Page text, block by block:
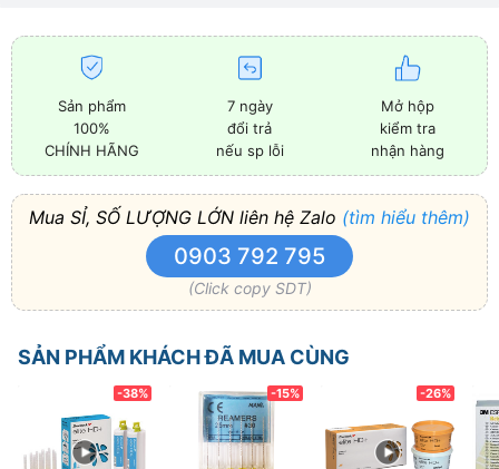
Sản phẩm
100%
CHÍNH HÃNG
7 ngày
đổi trả
nếu sp lỗi
Mở hộp
kiểm tra
nhận hàng
Mua SỈ, SỐ LƯỢNG LỚN liên hệ Zalo (tìm hiểu thêm)
0903 792 795
(Click copy SDT)
SẢN PHẨM KHÁCH ĐÃ MUA CÙNG
-38% -15% -26%